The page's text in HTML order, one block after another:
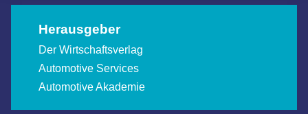
Herausgeber
Der Wirtschaftsverlag
Automotive Services
Automotive Akademie